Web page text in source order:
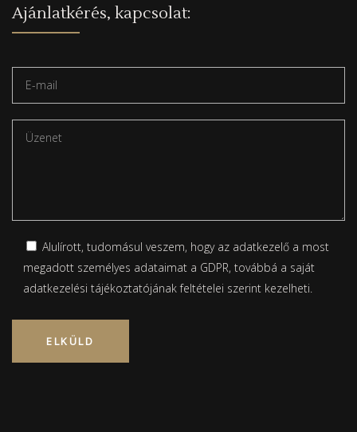
Ajánlatkérés, kapcsolat:
Alulírott, tudomásul veszem, hogy az adatkezelő a most
megadott személyes adataimat a GDPR, továbbá a saját
adatkezelési tájékoztatójánakfeltételei szerint kezelheti.
Please leave this field empty.